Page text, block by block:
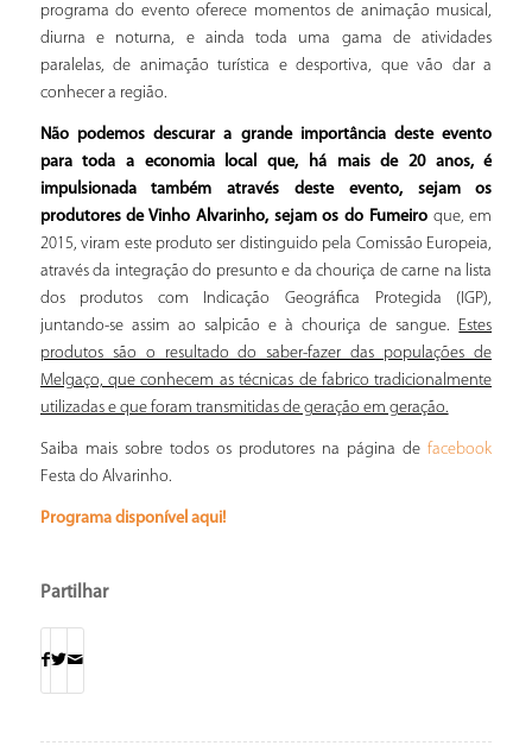
programa do evento oferece momentos de animação musical,
diurna e noturna, e ainda toda uma gama de atividades
paralelas, de animação turística e desportiva, que vão dar a
conhecer a região.
Não podemos descurar a grande importância deste evento
para toda a economia local que, há mais de 20 anos, é
impulsionada também através deste evento, sejam os
produtores de Vinho Alvarinho, sejam os do Fumeiroque, em
2015, viram este produto ser distinguido pela Comissão Europeia,
através da integração do presunto e da chouriça de carne na lista
dos produtos com Indicação Geográfica Protegida (IGP),
juntando-se assim ao salpicão e à chouriça de sangue.
Estes
produtos são o resultado do saber-fazer das populações de
Melgaço, que conhecem as técnicas de fabrico tradicionalmente
utilizadas e que foram transmitidas de geração em geração.
Saiba mais sobre todos os produtores na página defacebook
Festa do Alvarinho.
Programa disponível aqui!
Partilhar